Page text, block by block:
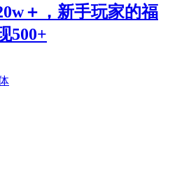
＋，新手玩家的福
500+